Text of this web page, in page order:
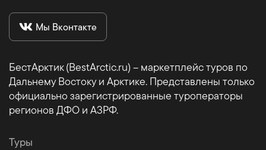
Мы Вконтакте
БестАрктик (BestArctic.ru) – маркетплейс туров по
Дальнему Востоку и Арктике. Представлены только
официально зарегистрированные туроператоры
регионов ДФО и АЗРФ.
Туры